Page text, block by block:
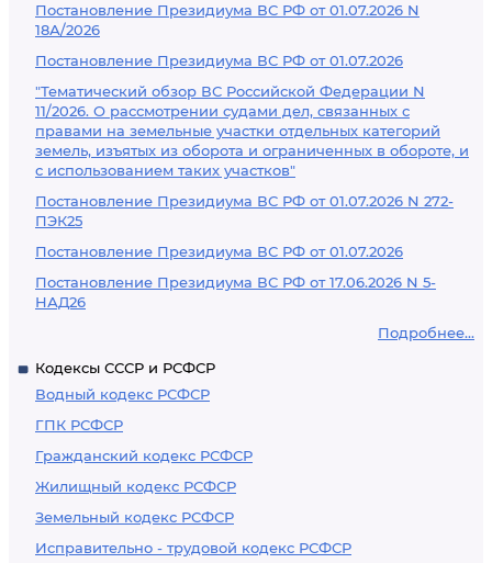
Постановление Президиума ВС РФ от 01.07.2026 N
18А/2026
Постановление Президиума ВС РФ от 01.07.2026
"Тематический обзор ВС Российской Федерации N
11/2026. О рассмотрении судами дел, связанных с
правами на земельные участки отдельных категорий
земель, изъятых из оборота и ограниченных в обороте, и
с использованием таких участков"
Постановление Президиума ВС РФ от 01.07.2026 N 272-
ПЭК25
Постановление Президиума ВС РФ от 01.07.2026
Постановление Президиума ВС РФ от 17.06.2026 N 5-
НАД26
Подробнее...
Кодексы СССР и РСФСР
Водный кодекс РСФСР
ГПК РСФСР
Гражданский кодекс РСФСР
Жилищный кодекс РСФСР
Земельный кодекс РСФСР
Исправительно - трудовой кодекс РСФСР